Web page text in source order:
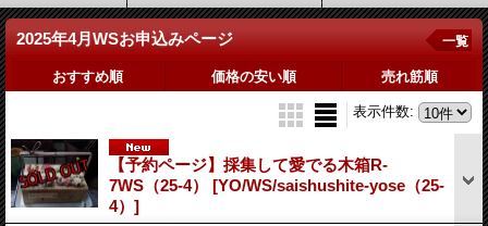
2025年4月WSお申込みページ 一覧
おすすめ順 価格の安い順 売れ筋順
表示件数:
【予約ページ】採集して愛でる木箱R-
7WS（25-4） [YO/WS/saishushite-yose（25-
4）]